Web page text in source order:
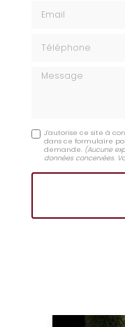
Message
J'autorise ce site à
dans ce formulaire
demande. (Aucune
données concervées.